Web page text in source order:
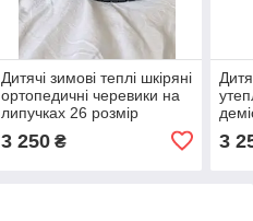
Дитячі зимові теплі шкіряні
ортопедичні черевики на
липучках 26 розмір
3 250₴ 3